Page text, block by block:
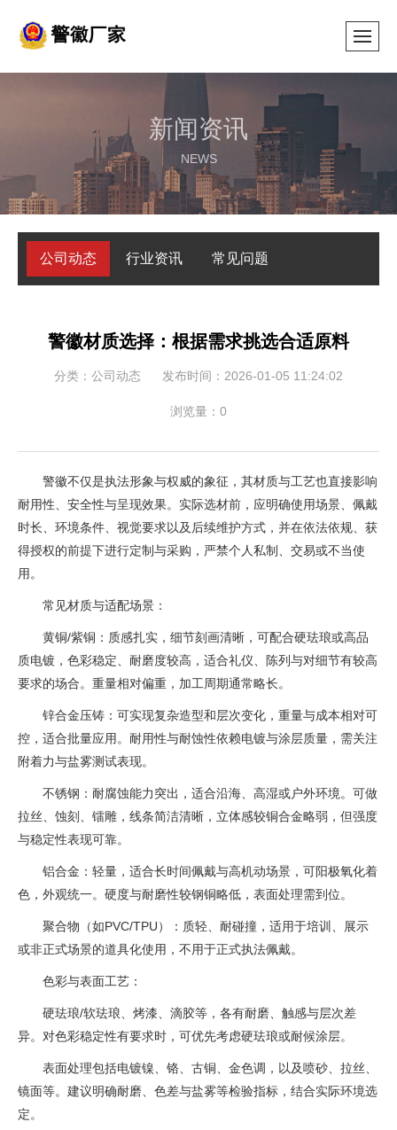
新闻资讯
NEWS
公司动态 行业资讯 常见问题
警徽材质选择：根据需求挑选合适原料
分类：公司动态 发布时间：2026-01-05 11:24:02
浏览量：0
警徽不仅是执法形象与权威的象征，其材质与工艺也直接影响
耐用性、安全性与呈现效果。实际选材前，应明确使用场景、佩戴
时长、环境条件、视觉要求以及后续维护方式，并在依法依规、获
得授权的前提下进行定制与采购，严禁个人私制、交易或不当使
用。
常见材质与适配场景：
黄铜/紫铜：质感扎实，细节刻画清晰，可配合硬珐琅或高品
质电镀，色彩稳定、耐磨度较高，适合礼仪、陈列与对细节有较高
要求的场合。重量相对偏重，加工周期通常略长。
锌合金压铸：可实现复杂造型和层次变化，重量与成本相对可
控，适合批量应用。耐用性与耐蚀性依赖电镀与涂层质量，需关注
附着力与盐雾测试表现。
不锈钢：耐腐蚀能力突出，适合沿海、高湿或户外环境。可做
拉丝、蚀刻、镭雕，线条简洁清晰，立体感较铜合金略弱，但强度
与稳定性表现可靠。
铝合金：轻量，适合长时间佩戴与高机动场景，可阳极氧化着
色，外观统一。硬度与耐磨性较钢铜略低，表面处理需到位。
聚合物（如PVC/TPU）：质轻、耐碰撞，适用于培训、展示
或非正式场景的道具化使用，不用于正式执法佩戴。
色彩与表面工艺：
硬珐琅/软珐琅、烤漆、滴胶等，各有耐磨、触感与层次差
异。对色彩稳定性有要求时，可优先考虑硬珐琅或耐候涂层。
表面处理包括电镀镍、铬、古铜、金色调，以及喷砂、拉丝、
镜面等。建议明确耐磨、色差与盐雾等检验指标，结合实际环境选
定。